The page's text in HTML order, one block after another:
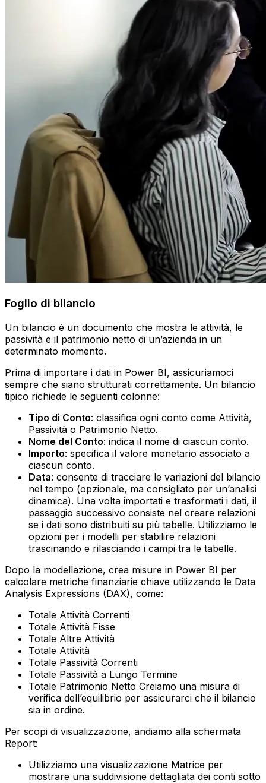
Foglio di bilancio
Un bilancio è un documento che mostra le attività, le
passività e il patrimonio netto di un’azienda in un
determinato momento.
Prima di importare i dati in Power BI, assicuriamoci
sempre che siano strutturati correttamente. Un bilancio
tipico richiede le seguenti colonne:
Tipo di Conto: classifica ogni conto come Attività,
Passività o Patrimonio Netto.
Nome del Conto: indica il nome di ciascun conto.
Importo: specifica il valore monetario associato a
ciascun conto.
Data: consente di tracciare le variazioni del bilancio
nel tempo (opzionale, ma consigliato per un’analisi
dinamica).‍ Una volta importati e trasformati i dati, il
passaggio successivo consiste nel creare relazioni
se i dati sono distribuiti su più tabelle. Utilizziamo le
opzioni per i modelli per stabilire relazioni
trascinando e rilasciando i campi tra le tabelle.
Dopo la modellazione, crea misure in Power BI per
calcolare metriche finanziarie chiave utilizzando le Data
Analysis Expressions (DAX), come:
Totale Attività Correnti
Totale Attività Fisse
Totale Altre Attività
Totale Attività
Totale Passività Correnti
Totale Passività a Lungo Termine
Totale Patrimonio Netto‍ Creiamo una misura di
verifica dell’equilibrio per assicurarci che il bilancio
sia in ordine.
Per scopi di visualizzazione, andiamo alla schermata
Report:
Utilizziamo una visualizzazione Matrice per
mostrare una suddivisione dettagliata dei conti sotto